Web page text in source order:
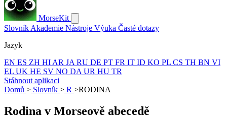
MorseKit
Slovník Akademie Nástroje Výuka Časté dotazy
Jazyk
EN ES ZH HI AR JA RU DE PT FR IT ID KO PL CS TH BN VI
EL UK HE SV NO DA UR HU TR
Stáhnout aplikaci
Domů > Slovník > R >RODINA
Rodina v Morseově abecedě